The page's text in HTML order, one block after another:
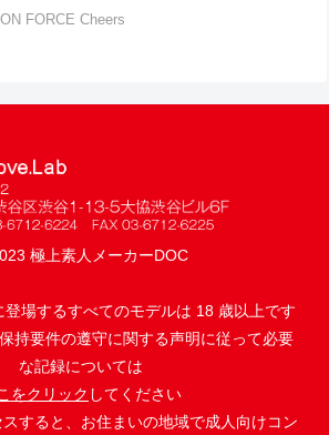
FORCE Cheers
極上素人メーカーDOC
登場するすべてのモデルは 18 歳以上です
持要件の遵守に関する声明に従って必要
な記録については
をクリック してください
すると、お住まいの地域で成人向けコン